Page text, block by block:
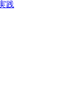
践